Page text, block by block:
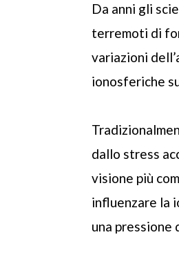
Da anni gli
terremoti di
variazioni
ionosferiche
dallo stress
visione più
influenzare la
una pressione